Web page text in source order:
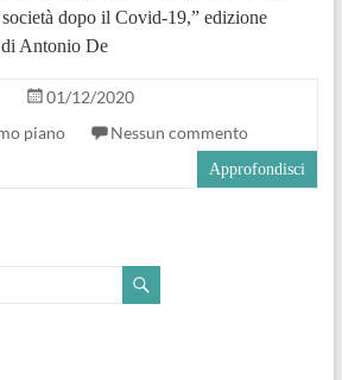
dopo il Covid-19,” edizione
Antonio De
01/12/2020
piano Nessun commento
Approfondisci